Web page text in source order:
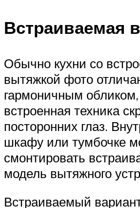
Встраиваемая
Обычно кухни со
вытяжкой фото
гармоничным
встроенная техника
посторонних глаз.
шкафу или тумбочке
смонтировать
модель вытяжного
Встраиваемый